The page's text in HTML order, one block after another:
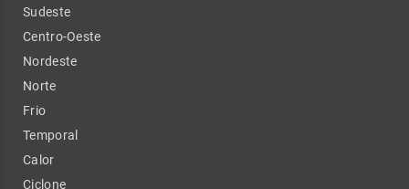
Sudeste
Centro-Oeste
Nordeste
Norte
Frio
Temporal
Calor
Ciclone